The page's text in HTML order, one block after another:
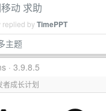
动 求助
replied byTimePPT
主题
· 3.9.8.5
者成长计划